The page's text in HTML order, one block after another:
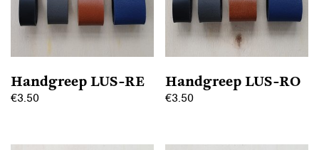
Handgreep LUS-RE
€3.50
Handgreep LUS-RO
€3.50